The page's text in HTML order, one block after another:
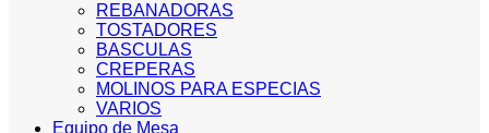
REBANADORAS
TOSTADORES
BASCULAS
CREPERAS
MOLINOS PARA ESPECIAS
VARIOS
Equipo de Mesa